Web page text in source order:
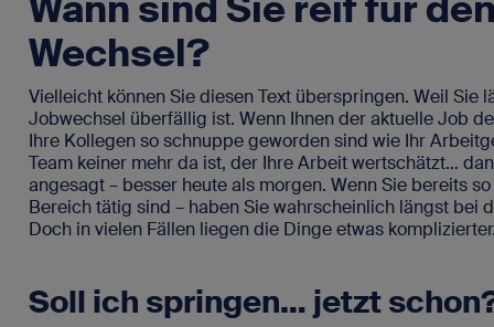
SAP-Portale
Blog
Newsletter
FAQ - Fragen und Antworten
Kontakt
Datenschutz
Wechsel?
Vielleicht können Sie diesen Text überspringen. Weil Sie
Jobwechsel überfällig ist. Wenn Ihnen der aktuelle Job
Ihre Kollegen so schnuppe geworden sind wie Ihr
Team keiner mehr da ist, der Ihre Arbeit wertschätzt…
angesagt – besser heute als morgen. Wenn Sie bereits
Bereich tätig sind – haben Sie wahrscheinlich längst bei
Doch in vielen Fällen liegen die Dinge etwas
Soll ich springen… jetzt